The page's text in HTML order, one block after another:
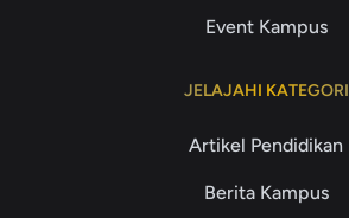
Event Kampus
JELAJAHI KATEGORI
Artikel Pendidikan
Berita Kampus